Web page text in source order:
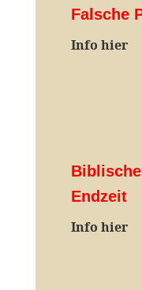
Falsche
Info hier
Endzeit
Info hier